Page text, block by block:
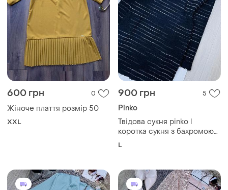
600 грн 0
Жіноче плаття розмір 50
XXL
900 грн 5
Pinko
Твідова сукня pinko l
коротка сукня з бахромою
сукня з бантом розшитим
L